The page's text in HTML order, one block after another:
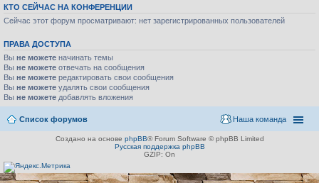
КТО СЕЙЧАС НА КОНФЕРЕНЦИИ
Сейчас этот форум просматривают: нет зарегистрированных пользователей
ПРАВА ДОСТУПА
Вы не можете начинать темы
Вы не можете отвечать на сообщения
Вы не можете редактировать свои сообщения
Вы не можете удалять свои сообщения
Вы не можете добавлять вложения
Список форумов Наша команда
Создано на основе phpBB® Forum Software © phpBB Limited
Русская поддержка phpBB
GZIP: On